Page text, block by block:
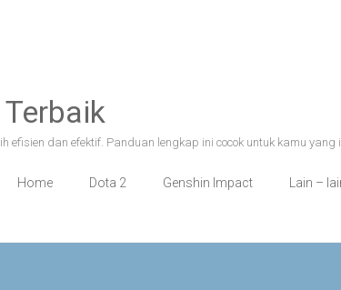
efisien dan efektif. Panduan lengkap ini cocok untuk kamu
Home Dota 2 Genshin Impact Lain –